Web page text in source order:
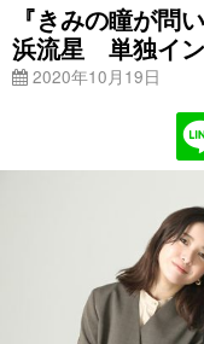
『きみの瞳が問
浜流星 単独イ
2020年10月19日